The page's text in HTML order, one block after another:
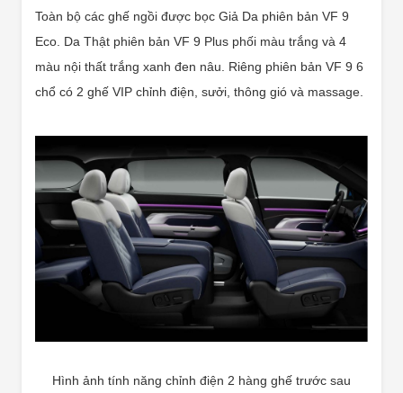
Toàn bộ các ghế ngồi được bọc Giả Da phiên bản VF 9
Eco. Da Thật phiên bản VF 9 Plus phối màu trắng và 4
màu nội thất trắng xanh đen nâu. Riêng phiên bản VF 9 6
chổ có 2 ghế VIP chỉnh điện, sưởi, thông gió và massage.
Hình ảnh tính năng chỉnh điện 2 hàng ghế trước sau